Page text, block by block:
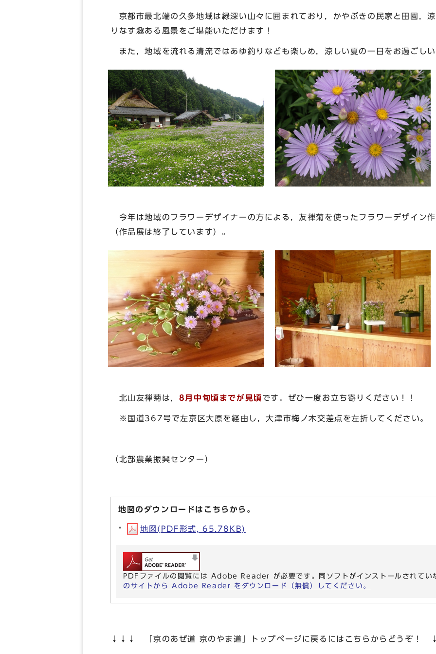
京都市最北端の久多地域は緑深い山々に囲まれており，かやぶきの民家と田園，
りなす趣ある風景をご堪能いただけます！
また，地域を流れる清流ではあゆ釣りなども楽しめ，涼しい夏の一日をお過ごし
今年は地域のフラワーデザイナーの方による，友禅菊を使ったフラワーデザイン
（作品展は終了しています）。
北山友禅菊は， 8月中旬頃までが見頃です。ぜひ一度お立ち寄りください！！
※国道367号で左京区大原を経由し，大津市梅ノ木交差点を左折してください。
（北部農業振興センター）
地図のダウンロードはこちらから。
地図(PDF形式, 65.78KB)
PDFファイルの閲覧には Adobe Reader が必要です。同ソフトがインストールされてい
のサイトから Adobe Reader をダウンロード（無償）してください。
↓↓↓ 「京のあぜ道 京のやま道」トップページに戻るにはこちらからどうぞ